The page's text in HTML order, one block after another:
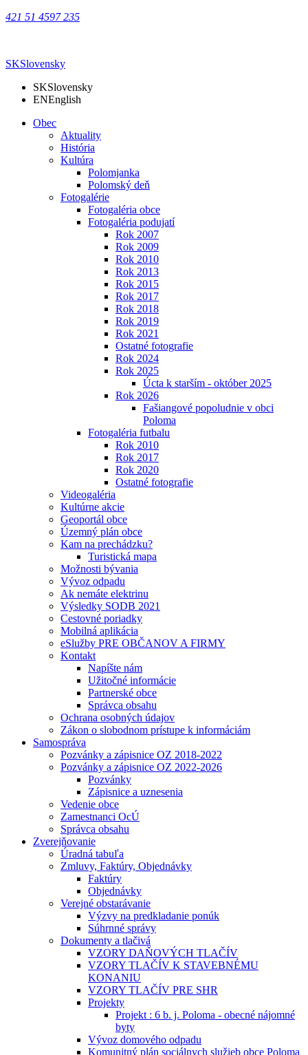
421 51 4597 235
SKSlovensky
SKSlovensky
ENEnglish
Obec
Aktuality
História
Kultúra
Polomjanka
Polomský deň
Fotogalérie
Fotogaléria obce
Fotogaléria podujatí
Rok 2007
Rok 2009
Rok 2010
Rok 2013
Rok 2015
Rok 2017
Rok 2018
Rok 2019
Rok 2021
Ostatné fotografie
Rok 2024
Rok 2025
Úcta k starším - október 2025
Rok 2026
Fašiangové popoludnie v obci
Poloma
Fotogaléria futbalu
Rok 2010
Rok 2017
Rok 2020
Ostatné fotografie
Videogaléria
Kultúrne akcie
Geoportál obce
Územný plán obce
Kam na prechádzku?
Turistická mapa
Možnosti bývania
Vývoz odpadu
Ak nemáte elektrinu
Výsledky SODB 2021
Cestovné poriadky
Mobilná aplikácia
eSlužby PRE OBČANOV A FIRMY
Kontakt
Napíšte nám
Užitočné informácie
Partnerské obce
Správca obsahu
Ochrana osobných údajov
Zákon o slobodnom prístupe k informáciám
Samospráva
Pozvánky a zápisnice OZ 2018-2022
Pozvánky a zápisnice OZ 2022-2026
Pozvánky
Zápisnice a uznesenia
Vedenie obce
Zamestnanci OcÚ
Správca obsahu
Zverejňovanie
Úradná tabuľa
Zmluvy, Faktúry, Objednávky
Faktúry
Objednávky
Verejné obstarávanie
Výzvy na predkladanie ponúk
Súhrnné správy
Dokumenty a tlačivá
VZORY DAŇOVÝCH TLAČÍV
VZORY TLAČÍV K STAVEBNÉMU
KONANIU
VZORY TLAČÍV PRE SHR
Projekty
Projekt : 6 b. j. Poloma - obecné nájomné
byty
Vývoz domového odpadu
Komunitný plán sociálnych služieb obce Poloma